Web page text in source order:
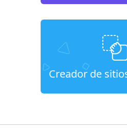
Creador de